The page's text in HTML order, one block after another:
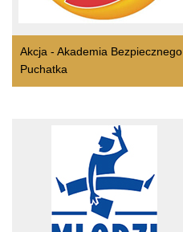
Akcja - Akademia Bezpiecznego
Puchatka